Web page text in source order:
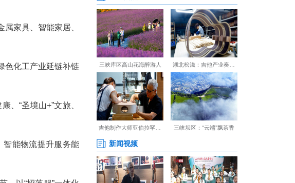
础，又瞄准行业发展前沿，注重引资与引
息产业向车载智能终端、新能源智能装
引进木质家具、金属家具、智能家居、